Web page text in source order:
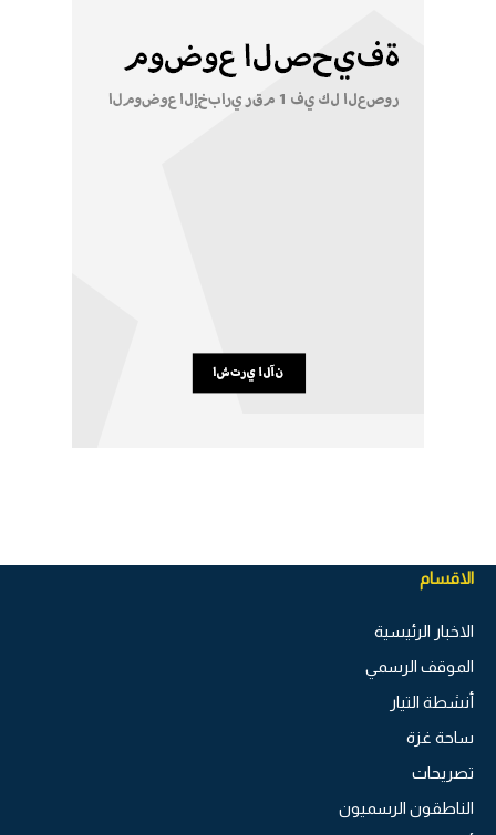
الاقسام
الاخبار الرئيسية
الموقف الرسمي
أنشطة التيار
ساحة غزة
تصريحات
الناطقون الرسميون